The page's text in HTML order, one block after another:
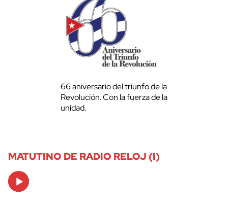
66 aniversario del triunfo de la
Revolución. Con la fuerza de la
unidad.
MATUTINO DE RADIO RELOJ (I)
Audio
Player